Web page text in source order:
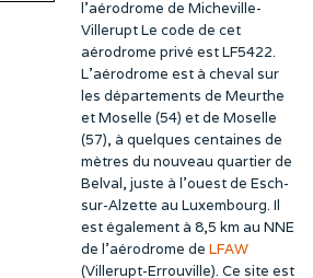
l’aérodrome de Micheville-
Villerupt Le code de cet
aérodrome privé est LF5422.
L’aérodrome est à cheval sur
les départements de Meurthe
et Moselle (54) et de Moselle
(57), à quelques centaines de
mètres du nouveau quartier de
Belval, juste à l’ouest de Esch-
sur-Alzette au Luxembourg. Il
est également à 8,5 km au NNE
de l’aérodrome de LFAW
(Villerupt-Errouville). Ce site est